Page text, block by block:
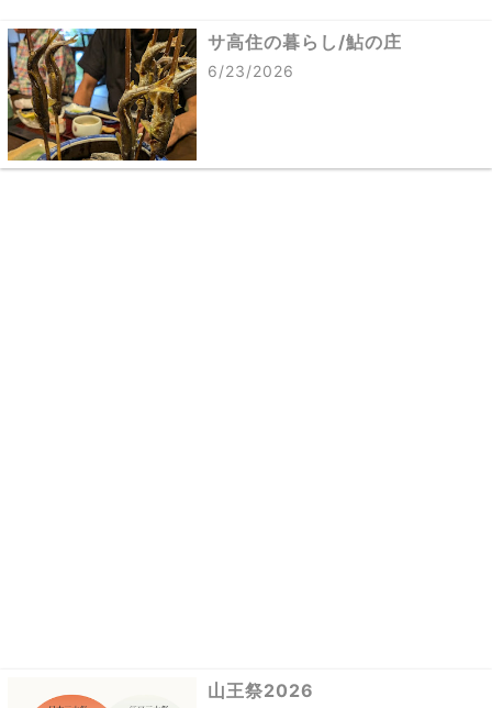
サ高住の暮らし/鮎の庄
6/23/2026
山王祭2026